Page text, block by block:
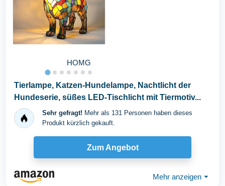
HOMG
Tierlampe, Katzen-Hundelampe, Nachtlicht der
Hundeserie, süßes LED-Tischlicht mit Tiermotiv...
Sehr gefragt! Mehr als 131 Personen haben dieses
Produkt kürzlich gekauft.
Zum Angebot
Mehr anzeigen ⏷